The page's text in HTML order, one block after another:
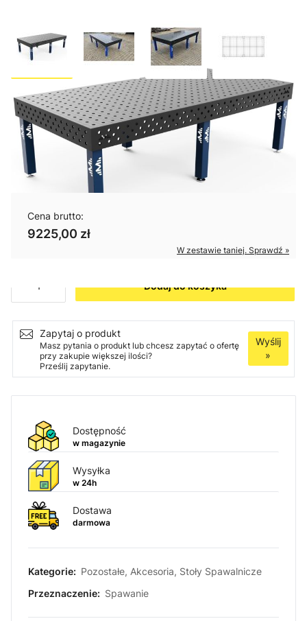
Stół spawalniczy 2400x1200mm
- Grubość 12mm System
otworów : 100x100
Cena brutto:
9225,00 zł
W zestawie taniej. Sprawdź »
Dodaj do koszyka
Zapytaj o produkt
Masz pytania o produkt lub chcesz zapytać o ofertę
przy zakupie większej ilości?
Prześlij zapytanie.
Wyślij
»
Dostępność
w magazynie
Wysyłka
w 24h
Dostawa
darmowa
Kategorie: Pozostałe, Akcesoria, Stoły Spawalnicze
Przeznaczenie: Spawanie